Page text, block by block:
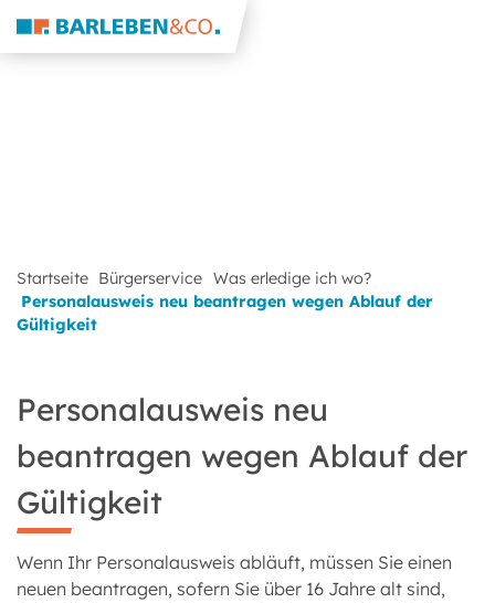
Startseite Bürgerservice Was erledige ich wo?
Personalausweis neu beantragen wegen Ablauf der
Gültigkeit
Personalausweis neu
beantragen wegen Ablauf der
Gültigkeit
Wenn Ihr Personalausweis abläuft, müssen Sie einen
neuen beantragen, sofern Sie über 16 Jahre alt sind,